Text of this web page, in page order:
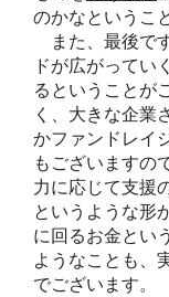
のかなというこ
また、最後で
ドが広がってい
るということが
く、大きな企業
かファンドレイ
もございますの
力に応じて支援
というような形
に回るお金とい
ようなことも、
でございます。